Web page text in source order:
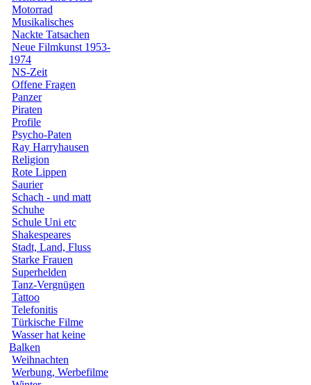
Motorrad
Musikalisches
Nackte Tatsachen
Neue Filmkunst 1953-
1974
NS-Zeit
Offene Fragen
Panzer
Piraten
Profile
Psycho-Paten
Ray Harryhausen
Religion
Rote Lippen
Saurier
Schach - und matt
Schuhe
Schule Uni etc
Shakespeares
Stadt, Land, Fluss
Starke Frauen
Superhelden
Tanz-Vergnügen
Tattoo
Telefonitis
Türkische Filme
Wasser hat keine
Balken
Weihnachten
Werbung, Werbefilme